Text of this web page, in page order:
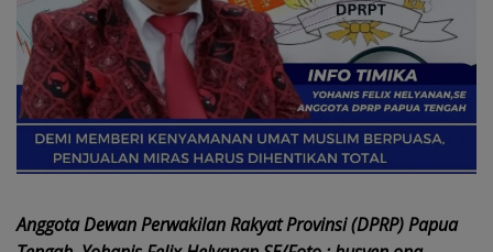
Anggota Dewan Perwakilan Rakyat Provinsi (DPRP) Papua